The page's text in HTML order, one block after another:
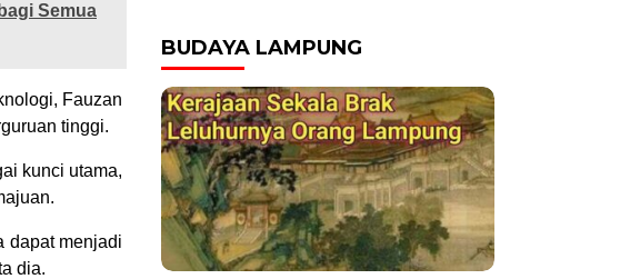
Semua
Fauzan
tinggi.
kunci utama,
dapat menjadi
dia.
BUDAYA LAMPUNG